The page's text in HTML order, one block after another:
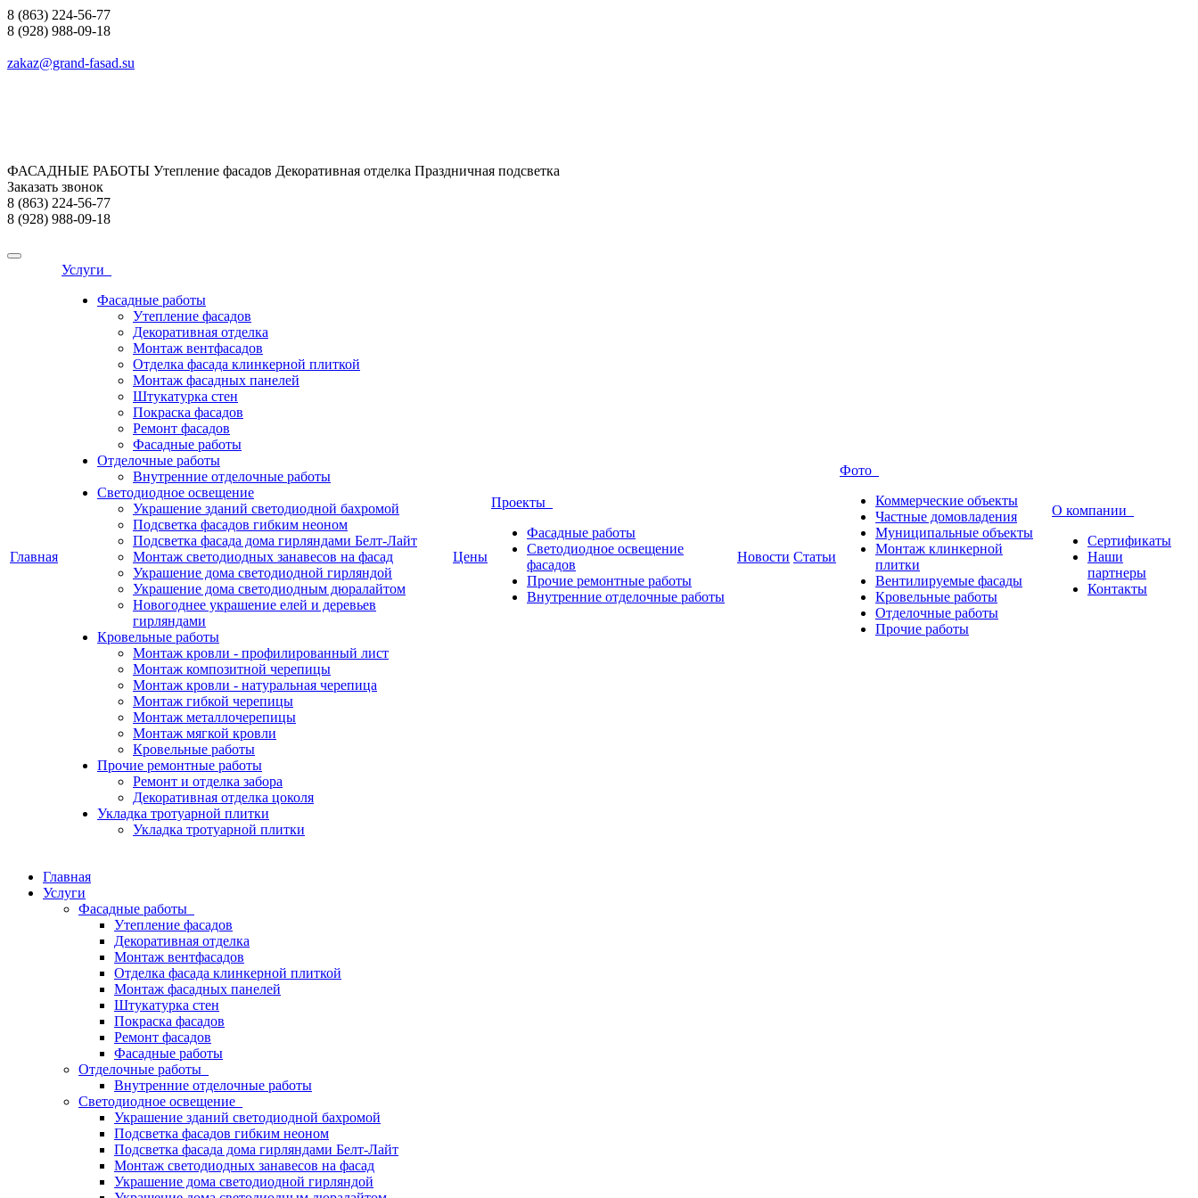
8 (863) 224-56-77
8 (928) 988-09-18
zakaz@grand-fasad.su
ФАСАДНЫЕ РАБОТЫ Утепление фасадов Декоративная отделка Праздничная подсветка
Заказать звонок
8 (863) 224-56-77
8 (928) 988-09-18
Главная
Услуги
Фасадные работы
Утепление фасадов
Декоративная отделка
Монтаж вентфасадов
Отделка фасада клинкерной плиткой
Монтаж фасадных панелей
Штукатурка стен
Покраска фасадов
Ремонт фасадов
Фасадные работы
Отделочные работы
Внутренние отделочные работы
Светодиодное освещение
Украшение зданий светодиодной бахромой
Подсветка фасадов гибким неоном
Подсветка фасада дома гирляндами Белт-Лайт
Монтаж светодиодных занавесов на фасад
Украшение дома светодиодной гирляндой
Украшение дома светодиодным дюралайтом
Новогоднее украшение елей и деревьев
гирляндами
Кровельные работы
Монтаж кровли - профилированный лист
Монтаж композитной черепицы
Монтаж кровли - натуральная черепица
Монтаж гибкой черепицы
Монтаж металлочерепицы
Монтаж мягкой кровли
Кровельные работы
Прочие ремонтные работы
Ремонт и отделка забора
Декоративная отделка цоколя
Укладка тротуарной плитки
Укладка тротуарной плитки
Цены
Проекты
Фасадные работы
Светодиодное освещение
фасадов
Прочие ремонтные работы
Внутренние отделочные работы
Новости Статьи
Фото
Коммерческие объекты
Частные домовладения
Муниципальные объекты
Монтаж клинкерной
плитки
Вентилируемые фасады
Кровельные работы
Отделочные работы
Прочие работы
О компании
Сертификаты
Наши
партнеры
Контакты
Главная
Услуги
Фасадные работы
Утепление фасадов
Декоративная отделка
Монтаж вентфасадов
Отделка фасада клинкерной плиткой
Монтаж фасадных панелей
Штукатурка стен
Покраска фасадов
Ремонт фасадов
Фасадные работы
Отделочные работы
Внутренние отделочные работы
Светодиодное освещение
Украшение зданий светодиодной бахромой
Подсветка фасадов гибким неоном
Подсветка фасада дома гирляндами Белт-Лайт
Монтаж светодиодных занавесов на фасад
Украшение дома светодиодной гирляндой